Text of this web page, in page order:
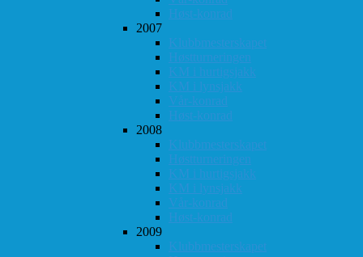
Høst-konrad
2007
Klubbmesterskapet
Høstturneringen
KM i hurtigsjakk
KM i lynsjakk
Vår-konrad
Høst-konrad
2008
Klubbmesterskapet
Høstturneringen
KM i hurtigsjakk
KM i lynsjakk
Vår-konrad
Høst-konrad
2009
Klubbmesterskapet